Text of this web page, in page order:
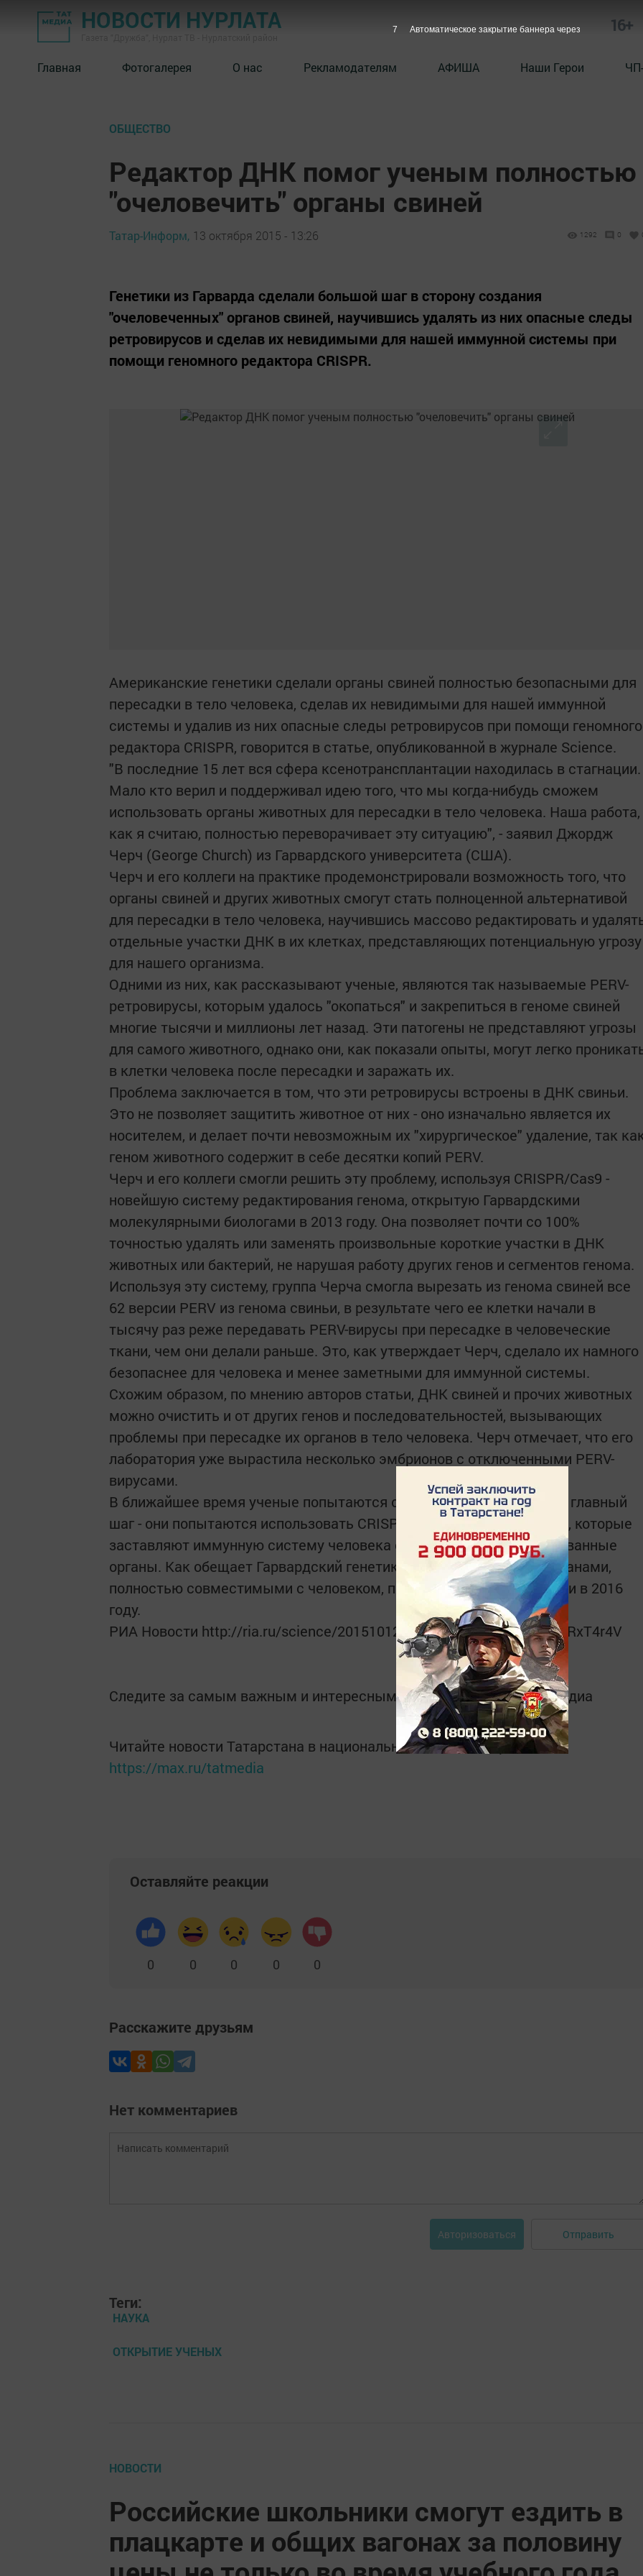
НОВОСТИ НУРЛАТА 16+
Главная Фотогалерея О нас Рекламодателям АФИША Наши Герои
ОБЩЕСТВО
Редактор ДНК помог ученым полностью
"очеловечить" органы свиней
Татар-Информ, 13 октября 2015 - 13:26 1292 0
Генетики из Гарварда сделали большой шаг в сторону создания
"очеловеченных" органов свиней, научившись удалять из них опасные следы
ретровирусов и сделав их невидимыми для нашей иммунной системы при
помощи геномного редактора CRISPR.
Американские генетики сделали органы свиней полностью безопасными для
пересадки в тело человека, сделав их невидимыми для нашей иммунной
системы и удалив из них опасные следы ретровирусов при помощи геномного
редактора CRISPR, говорится в статье, опубликованной в журнале Science.
"В последние 15 лет вся сфера ксенотрансплантации находилась в стагнации.
Мало кто верил и поддерживал идею того, что мы когда-нибудь сможем
использовать органы животных для пересадки в тело человека. Наша работа,
как я считаю, полностью переворачивает эту ситуацию", - заявил Джордж
Черч (George Church) из Гарвардского университета (США).
Черч и его коллеги на практике продемонстрировали возможность того, что
органы свиней и других животных смогут стать полноценной альтернативой
для пересадки в тело человека, научившись массово редактировать и
отдельные участки ДНК в их клетках, представляющих потенциальную угрозу
для нашего организма.
Одними из них, как рассказывают ученые, являются так называемые PERV-
ретровирусы, которым удалось "окопаться" и закрепиться в геноме свиней
многие тысячи и миллионы лет назад. Эти патогены не представляют угрозы
для самого животного, однако они, как показали опыты, могут легко
в клетки человека после пересадки и заражать их.
Проблема заключается в том, что эти ретровирусы встроены в ДНК свиньи.
Это не позволяет защитить животное от них - оно изначально является их
носителем, и делает почти невозможным их "хирургическое" удаление, так
геном животного содержит в себе десятки копий PERV.
Черч и его коллеги смогли решить эту проблему, используя CRISPR/Cas9 -
новейшую систему редактирования генома, открытую Гарвардскими
молекулярными биологами в 2013 году. Она позволяет почти со 100%
точностью удалять или заменять произвольные короткие участки в ДНК
животных или бактерий, не нарушая работу других генов и сегментов генома.
Используя эту систему, группа Черча смогла вырезать из генома свиней все
62 версии PERV из генома свиньи, в результате чего ее клетки начали в
тысячу раз реже передавать PERV-вирусы при пересадке в человеческие
ткани, чем они делали раньше. Это, как утверждает Черч, сделало их намного
безопаснее для человека и менее заметными для иммунной системы.
Схожим образом, по мнению авторов статьи, ДНК свиней и прочих животных
можно очистить и от других генов и последовательностей, вызывающих
проблемы при пересадке их органов в тело человека. Черч отмечает, что его
лаборатория уже вырастила несколько эмбрионов с отключенными PERV-
вирусами.
В ближайшее время ученые попытаются осуществить последний и главный
шаг - они попытаются использовать CRISPR для удаления тех генов, которые
заставляют иммунную систему человека отторгать трансплантированные
органы. Как обещает Гарвардский генетик, первые зародыши с органами,
полностью совместимыми с человеком, появятся в его лаборатории в 2016
году.
РИА Новости http://ria.ru/science/20151012/1300461359.html#ixzz3oRxT4r4V
Следите за самым важным и интересным вTelegram-каналеТатмедиа
Читайте новости Татарстана в национальном мессенджере MАХ:
https://max.ru/tatmedia
Оставляйте реакции
0 0 0 0 0
Расскажите друзьям
Нет комментариев
Авторизоваться Отправить
Теги:
НАУКА
ОТКРЫТИЕ УЧЕНЫХ
НОВОСТИ
Российские школьники смогут ездить в
плацкарте и общих вагонах за половину
6 Автоматическое закрытие баннера через